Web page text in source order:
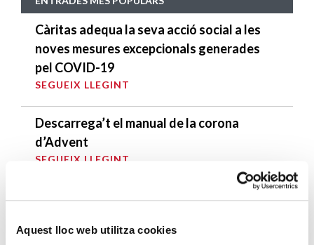
Aquest lloc web utilitza cookies
Càritas adequa la seva acció social a les
noves mesures excepcionals generades
pel COVID-19
SEGUEIX LLEGINT
Descarrega’t el manual de la corona
d’Advent
SEGUEIX LLEGINT
Descarrega’t el «Qui és qui?, en el portal de
SEGUEIX LLEGINT